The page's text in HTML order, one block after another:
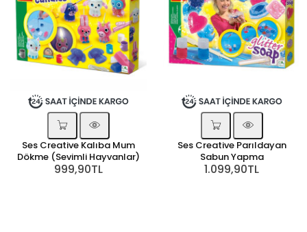
Ses Creative Kalıba Mum
Dökme (Sevimli Hayvanlar)
999,90TL
Ses Creative Parıldayan
Sabun Yapma
1.099,90TL